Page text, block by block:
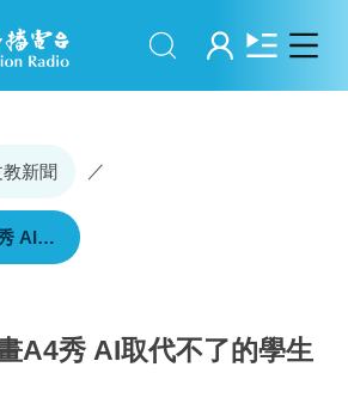
搜尋 登入
新聞 ／
全國高中職插畫A4秀 AI取代不了的學生創意
A4秀 AI取代不了的學生